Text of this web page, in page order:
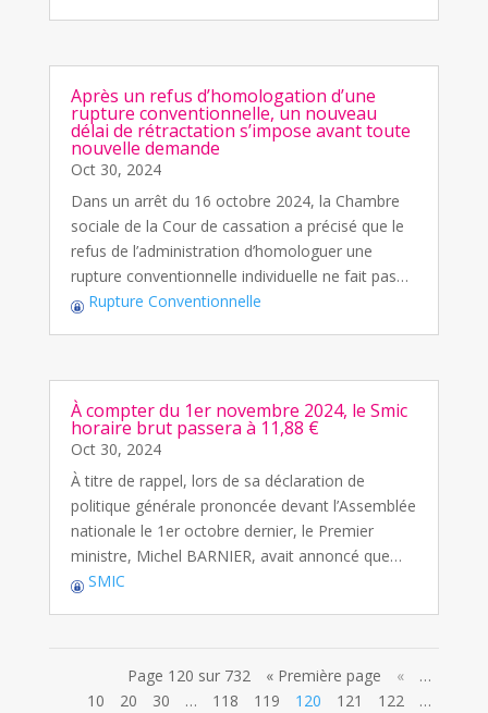
Après un refus d’homologation d’une
rupture conventionnelle, un nouveau
délai de rétractation s’impose avant toute
nouvelle demande
Oct 30, 2024
Dans un arrêt du 16 octobre 2024, la Chambre
sociale de la Cour de cassation a précisé que le
refus de l’administration d’homologuer une
rupture conventionnelle individuelle ne fait pas…
Rupture Conventionnelle
À compter du 1er novembre 2024, le Smic
horaire brut passera à 11,88 €
Oct 30, 2024
À titre de rappel, lors de sa déclaration de
politique générale prononcée devant l’Assemblée
nationale le 1er octobre dernier, le Premier
ministre, Michel BARNIER, avait annoncé que…
SMIC
Page 120 sur 732 « Première page «
…
10
20 30 … 118 119 120 121 122
…